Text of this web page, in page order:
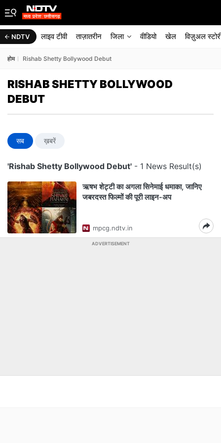
NDTV लाइव टीवी ताज़ातरीन जिला वीडियो खेल विज़ुअल
होम Rishab Shetty Bollywood Debut
RISHAB SHETTY BOLLYWOOD
DEBUT
सब ख़बरें
'Rishab Shetty Bollywood Debut' - 1 News Result(s)
ऋषभ शेट्टी का अगला सिनेमाई धमाका, जानिए
जबरदस्त फिल्मों की पूरी लाइन-अप
mpcg.ndtv.in
ADVERTISEMENT